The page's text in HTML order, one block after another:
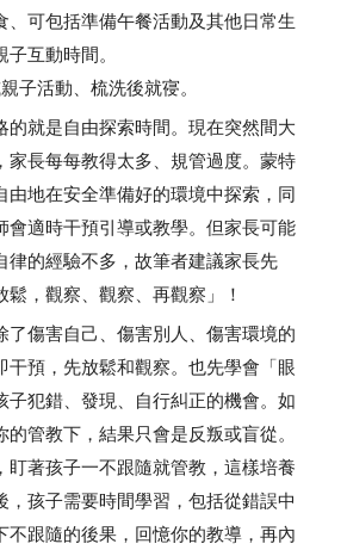
、可包括準備午餐活動及其他日常生
互動時間。
子活動、梳洗後就寑。
就是自由探索時間。現在突然間大
家長每每教得太多、規管過度。蒙特
由地在安全準備好的環境中探索，同
會適時干預引導或教學。但家長可能
律的經驗不多，故筆者建議家長先
鬆，觀察、觀察、再觀察」！
傷害自己、傷害別人、傷害環境的
干預，先放鬆和觀察。也先學會「眼
子犯錯、發現、自行糾正的機會。如
管教下，結果只會是反叛或盲從。
盯著孩子一不跟隨就管教，這樣培養
，孩子需要時間學習，包括從錯誤中
不跟隨的後果，回憶你的教導，再內